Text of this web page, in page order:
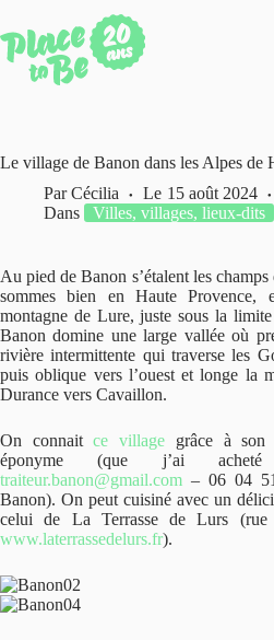
au
contenu
Le village de Banon dans les Alpes de
Par Cécilia Le 15 août 2024
Dans
Villes, villages, lieux-dits
Au pied de Banon s’étalent les
sommes bien en Haute
montagne de Lure, juste sous la
Banon domine une large vallée où
rivière intermittente qui traverse les
puis oblique vers l’ouest et longe la
Durance vers Cavaillon.
On connaitce village grâce à son
éponyme (que j’ai
traiteur.banon@gmail.com – 06 04
Banon). On peut cuisiné avec un
celui de La Terrasse de Lurs
www.laterrassedelurs.fr).